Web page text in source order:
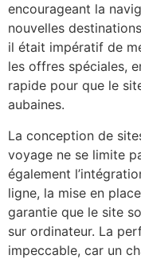
encourageant la
nouvelles
il était impératif de
les offres spéciales,
rapide pour que le
aubaines.
La conception de
voyage ne se limite
également
ligne, la mise en
garantie que le site
sur ordinateur. La
impeccable, car un